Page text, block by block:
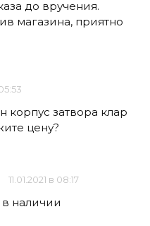
до вручения.
магазина, приятно
затвора клар
цену?
11.01.2021 в 08:17
в наличии